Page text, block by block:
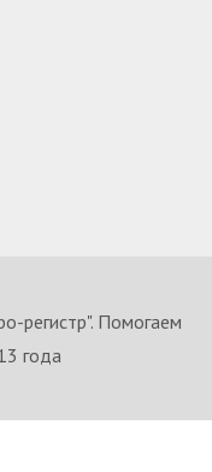
регистр". Помогаем
года